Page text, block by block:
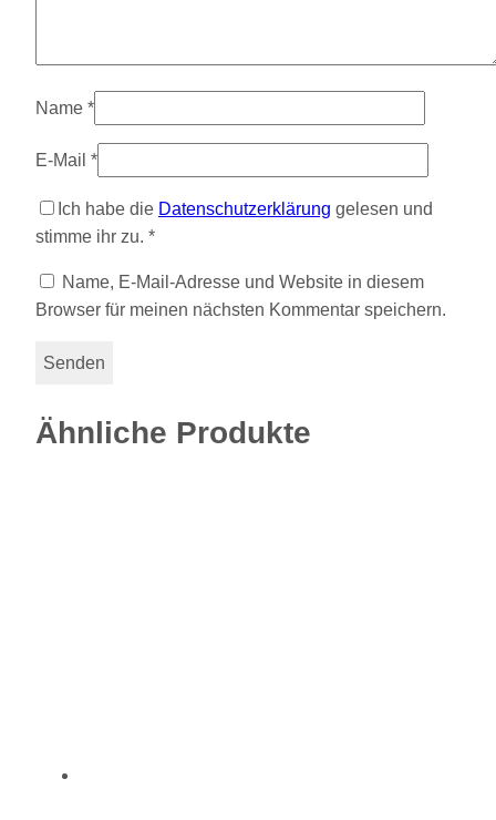
Name *
E-Mail *
Ich habe die Datenschutzerklärung gelesen und
stimme ihr zu. *
Name, E-Mail-Adresse und Website in diesem
Browser für meinen nächsten Kommentar speichern.
Ähnliche Produkte